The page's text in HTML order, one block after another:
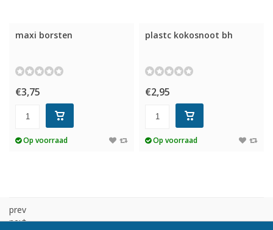
maxi borsten
€3,75
Op voorraad
plastc kokosnoot bh
€2,95
Op voorraad
prev
next